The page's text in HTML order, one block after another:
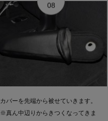
08
カバーを先端から被せていきます。
※真ん中辺りからきつくなってきま